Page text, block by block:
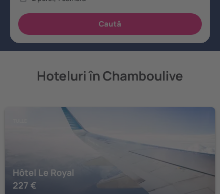
Hoteluri în Chamboulive
Hôtel Le Royal
227 €